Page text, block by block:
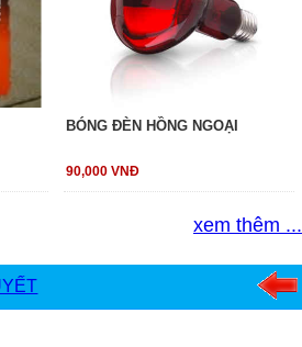
BÓNG ĐÈN HỒNG NGOẠI
90,000 VNĐ
xem thêm ...